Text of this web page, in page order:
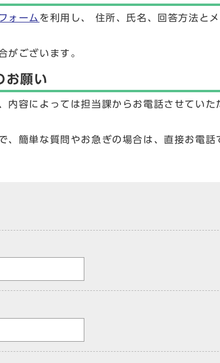
ォーム を利用し、 住所、氏名、回答方法と
がございます。
お願い
内容によっては担当課からお電話させてい
簡単な質問やお急ぎの場合は、直接お電話